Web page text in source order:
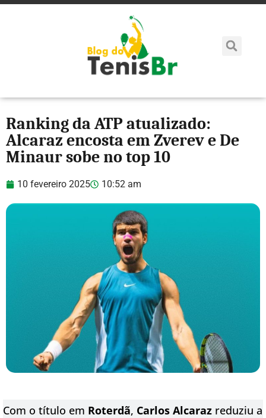
Ranking da ATP atualizado:
Alcaraz encosta em Zverev e De
Minaur sobe no top 10
10 fevereiro 2025 10:52 am
Com o título em Roterdã, Carlos Alcaraz reduziu a